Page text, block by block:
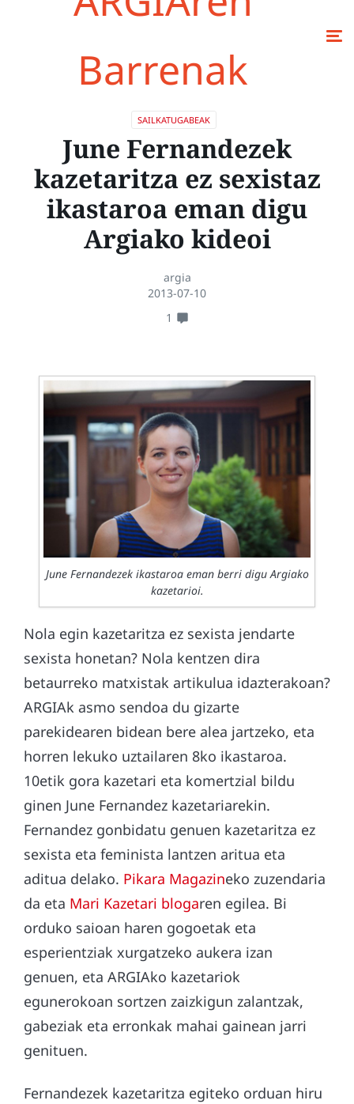
Barrenak
SAILKATUGABEAK
June Fernandezek
kazetaritza ez sexistaz
ikastaroa eman digu
Argiako kideoi
argia
2013-07-10
1
June Fernandezek ikastaroa eman berri digu Argiako
kazetarioi.
Nola egin kazetaritza ez sexista jendarte
sexista honetan? Nola kentzen dira
betaurreko matxistak artikulua idazterakoan?
ARGIAk asmo sendoa du gizarte
parekidearen bidean bere alea jartzeko, eta
horren lekuko uztailaren 8ko ikastaroa.
10etik gora kazetari eta komertzial bildu
ginen June Fernandez kazetariarekin.
Fernandez gonbidatu genuen kazetaritza ez
sexista eta feminista lantzen aritua eta
aditua delako. Pikara Magazineko zuzendaria
da eta Mari Kazetari blogaren egilea. Bi
orduko saioan haren gogoetak eta
esperientziak xurgatzeko aukera izan
genuen, eta ARGIAko kazetariok
egunerokoan sortzen zaizkigun zalantzak,
gabeziak eta erronkak mahai gainean jarri
genituen.
Fernandezek kazetaritza egiteko orduan hiru